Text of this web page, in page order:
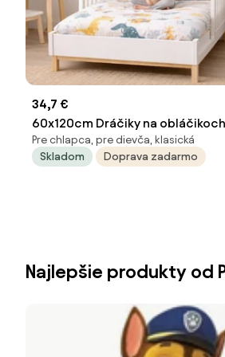
34,7 €
60x120cm Dráčiky na
textilná nálepka na stenu
Pre chlapca, pre dievča, klasická
Skladom
Doprava zadarmo
Najlepšie produkty od